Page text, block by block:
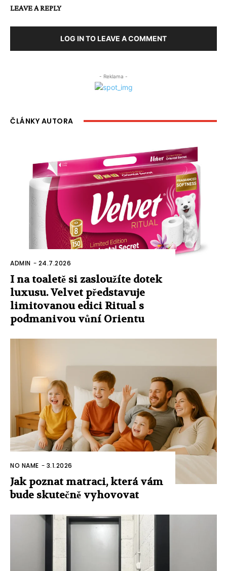
LEAVE A REPLY
LOG IN TO LEAVE A COMMENT
- Reklama -
ČLÁNKY AUTORA
ADMIN - 24.7.2026
I na toaletě si zasloužíte dotek
luxusu. Velvet představuje
limitovanou edici Ritual s
podmanivou vůní Orientu
NO NAME - 3.1.2026
Jak poznat matraci, která vám
bude skutečně vyhovovat